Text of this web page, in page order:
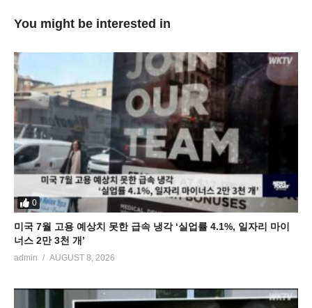
You might be interested in
0
미국 7월 고용 예상치 못한 급속 냉각 ‘실업률 4.1%, 일자리 마이
너스 2만 3천 개’
admin AUGUST 8, 2026